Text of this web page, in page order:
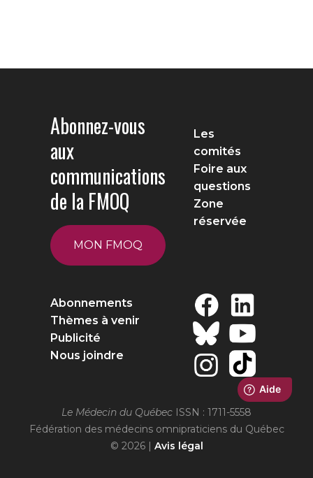
Abonnez-vous
aux
communications
de la FMOQ
MON FMOQ
Les
comités
Foire aux
questions
Zone
réservée
Abonnements
Thèmes à venir
Publicité
Nous joindre
Le Médecin du Québec ISSN : 1711-5558
Fédération des médecins omnipraticiens du Québec
© 2026 | Avis légal